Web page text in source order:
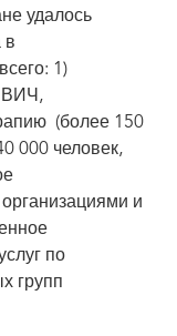
удалось
в
1)
ВИЧ,
(более 150
000 человек,
и
по
групп